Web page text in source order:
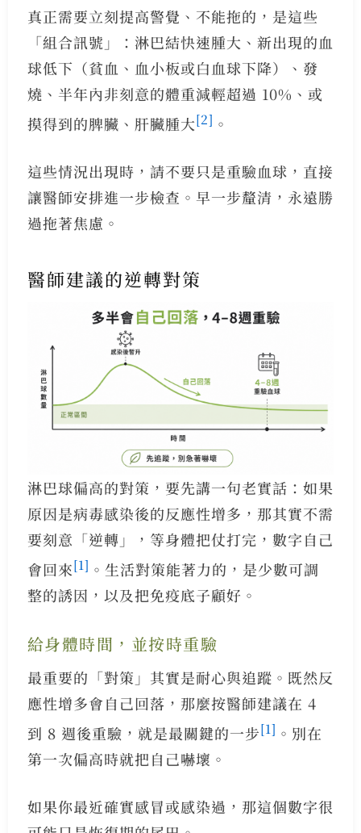
真正需要立刻提高警覺、不能拖的，是這些
「組合訊號」：淋巴結快速腫大、新出現的血
球低下（貧血、血小板或白血球下降）、發
燒、半年內非刻意的體重減輕超過 10%、或
摸得到的脾臟、肝臟腫大[2] 。
這些情況出現時，請不要只是重驗血球，直接
讓醫師安排進一步檢查。早一步釐清，永遠勝
過拖著焦慮。
醫師建議的逆轉對策
淋巴球偏高的對策，要先講一句老實話：如果
原因是病毒感染後的反應性增多，那其實不需
要刻意「逆轉」，等身體把仗打完，數字自己
會回來[1] 。生活對策能著力的，是少數可調
整的誘因，以及把免疫底子顧好。
給身體時間，並按時重驗
最重要的「對策」其實是耐心與追蹤。既然反
應性增多會自己回落，那麼按醫師建議在 4
到 8 週後重驗，就是最關鍵的一步[1] 。別在
第一次偏高時就把自己嚇壞。
如果你最近確實感冒或感染過，那這個數字很